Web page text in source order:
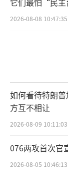
2026-08-08 10:47:35
如何看待特朗
方互不相让
2026-08-09 10:11:03
076两攻首次官
2026-08-05 10:46:13